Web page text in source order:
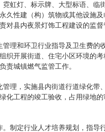
霓虹灯、标示牌、大型标语、
久性建（构）筑物或其他设施
对县内夜景灯饰工程建设的监督
管理和环卫行业指导及卫生费
织开展街道、住宅小区环境的
责城镇燃气监管工作。
管理，实施县内街道行道绿化
化工程的竣工验收，占用绿地
。制定行业人才培养规划，指